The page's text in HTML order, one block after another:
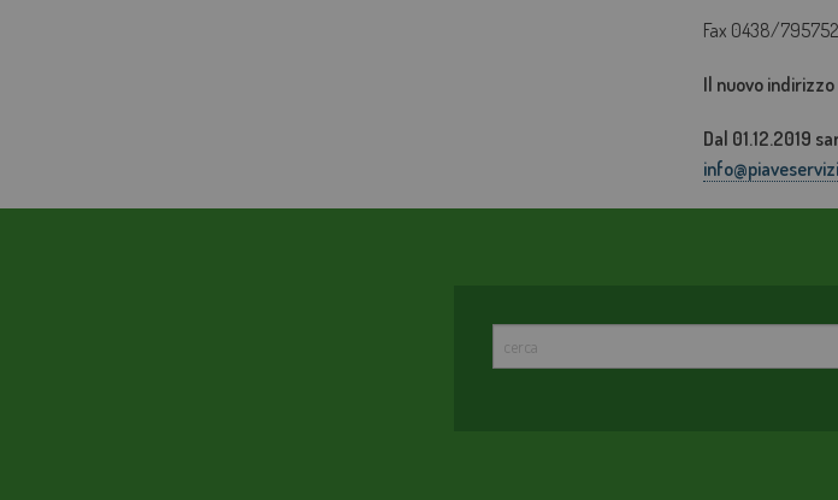
Fax 0438/795752
Il nuovo
Dal 01.12.2019